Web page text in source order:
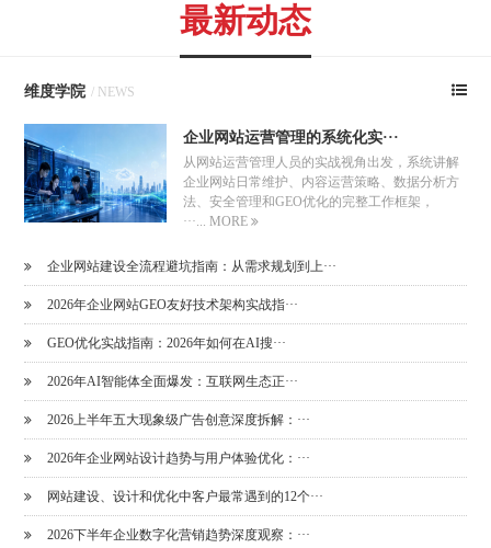
最新动态
维度学院 / NEWS
企业网站运营管理的系统化实···
从网站运营管理人员的实战视角出发，系统讲解
企业网站日常维护、内容运营策略、数据分析方
法、安全管理和GEO优化的完整工作框架，
···...MORE
企业网站建设全流程避坑指南：从需求规划到上···
2026年企业网站GEO友好技术架构实战指···
GEO优化实战指南：2026年如何在AI搜···
2026年AI智能体全面爆发：互联网生态正···
2026上半年五大现象级广告创意深度拆解：···
2026年企业网站设计趋势与用户体验优化：···
网站建设、设计和优化中客户最常遇到的12个···
2026下半年企业数字化营销趋势深度观察：···